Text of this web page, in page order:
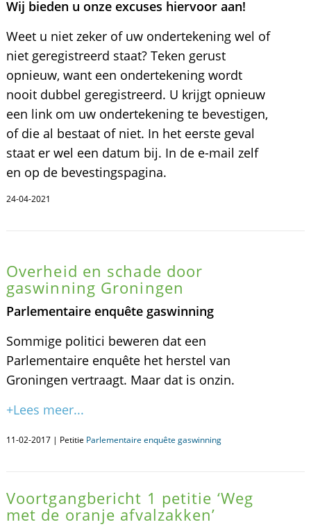
Wij bieden u onze excuses hiervoor aan!
Weet u niet zeker of uw ondertekening wel of
niet geregistreerd staat? Teken gerust
opnieuw, want een ondertekening wordt
nooit dubbel geregistreerd. U krijgt opnieuw
een link om uw ondertekening te bevestigen,
of die al bestaat of niet. In het eerste geval
staat er wel een datum bij. In de e-mail zelf
en op de bevestingspagina.
24-04-2021
Overheid en schade door
gaswinning Groningen
Parlementaire enquête gaswinning
Sommige politici beweren dat een
Parlementaire enquête het herstel van
Groningen vertraagt. Maar dat is onzin.
+Lees meer...
11-02-2017 | Petitie Parlementaire enquête gaswinning
Voortgangbericht 1 petitie ‘Weg
met de oranje afvalzakken’